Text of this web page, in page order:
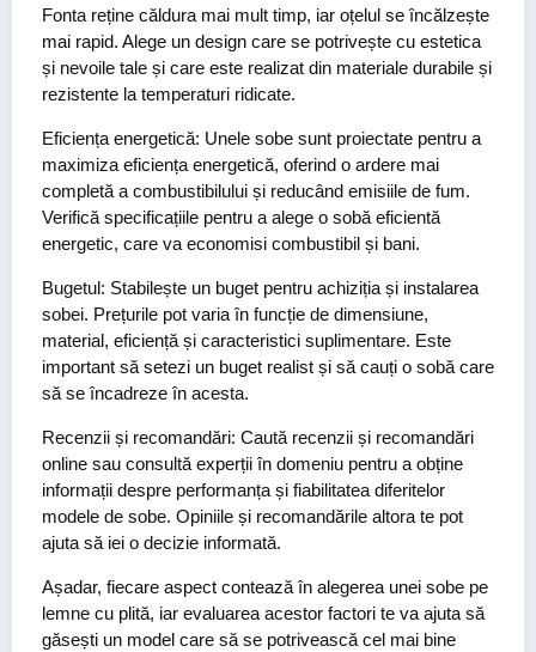
Fonta reține căldura mai mult timp, iar oțelul se încălzește
mai rapid. Alege un design care se potrivește cu estetica
și nevoile tale și care este realizat din materiale durabile și
rezistente la temperaturi ridicate.
Eficiența energetică: Unele sobe sunt proiectate pentru a
maximiza eficiența energetică, oferind o ardere mai
completă a combustibilului și reducând emisiile de fum.
Verifică specificațiile pentru a alege o sobă eficientă
energetic, care va economisi combustibil și bani.
Bugetul: Stabilește un buget pentru achiziția și instalarea
sobei. Prețurile pot varia în funcție de dimensiune,
material, eficiență și caracteristici suplimentare. Este
important să setezi un buget realist și să cauți o sobă care
să se încadreze în acesta.
Recenzii și recomandări: Caută recenzii și recomandări
online sau consultă experții în domeniu pentru a obține
informații despre performanța și fiabilitatea diferitelor
modele de sobe. Opiniile și recomandările altora te pot
ajuta să iei o decizie informată.
Așadar, fiecare aspect contează în alegerea unei sobe pe
lemne cu plită, iar evaluarea acestor factori te va ajuta să
găsești un model care să se potrivească cel mai bine